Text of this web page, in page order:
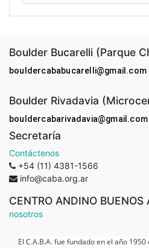
Boulder Bucarelli (Parque
bouldercababucarelli@gmail.com
Boulder Rivadavia
bouldercabarivadavia@gmail.com
Secretaría
Contáctenos
+54 (11) 4381-1566
info@caba.org.ar
CENTRO ANDINO BUENOS
nosotros
El C.A.B.A. fue fundado en el año